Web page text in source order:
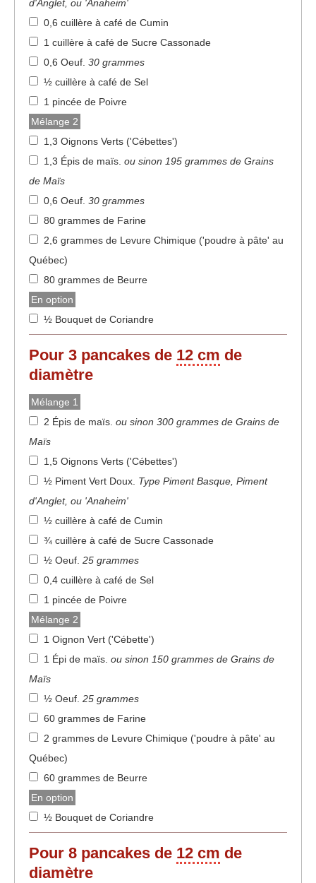
d'Anglet, ou 'Anaheim'
0,6 cuillère à café de Cumin
1 cuillère à café de Sucre Cassonade
0,6 Oeuf. 30 grammes
½ cuillère à café de Sel
1 pincée de Poivre
Mélange 2
1,3 Oignons Verts ('Cébettes')
1,3 Épis de maïs. ou sinon 195 grammes de Grains
de Maïs
0,6 Oeuf. 30 grammes
80 grammes de Farine
2,6 grammes de Levure Chimique ('poudre à pâte' au
Québec)
80 grammes de Beurre
En option
½ Bouquet de Coriandre
Pour 3 pancakes de 12 cm de
diamètre
Mélange 1
2 Épis de maïs. ou sinon 300 grammes de Grains de
Maïs
1,5 Oignons Verts ('Cébettes')
½ Piment Vert Doux. Type Piment Basque, Piment
d'Anglet, ou 'Anaheim'
½ cuillère à café de Cumin
¾ cuillère à café de Sucre Cassonade
½ Oeuf. 25 grammes
0,4 cuillère à café de Sel
1 pincée de Poivre
Mélange 2
1 Oignon Vert ('Cébette')
1 Épi de maïs. ou sinon 150 grammes de Grains de
Maïs
½ Oeuf. 25 grammes
60 grammes de Farine
2 grammes de Levure Chimique ('poudre à pâte' au
Québec)
60 grammes de Beurre
En option
½ Bouquet de Coriandre
Pour 8 pancakes de 12 cm de
diamètre